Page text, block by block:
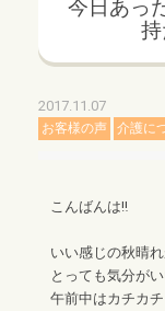
今日あ
2017.11.07
お客様の声 介護に
こんばんは‼︎
いい感じの秋晴
とっても気分が
午前中はカチカチ